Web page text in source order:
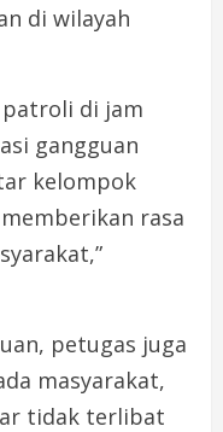
di wilayah
patroli di jam
gangguan
kelompok
rasa
petugas juga
masyarakat,
tidak terlibat